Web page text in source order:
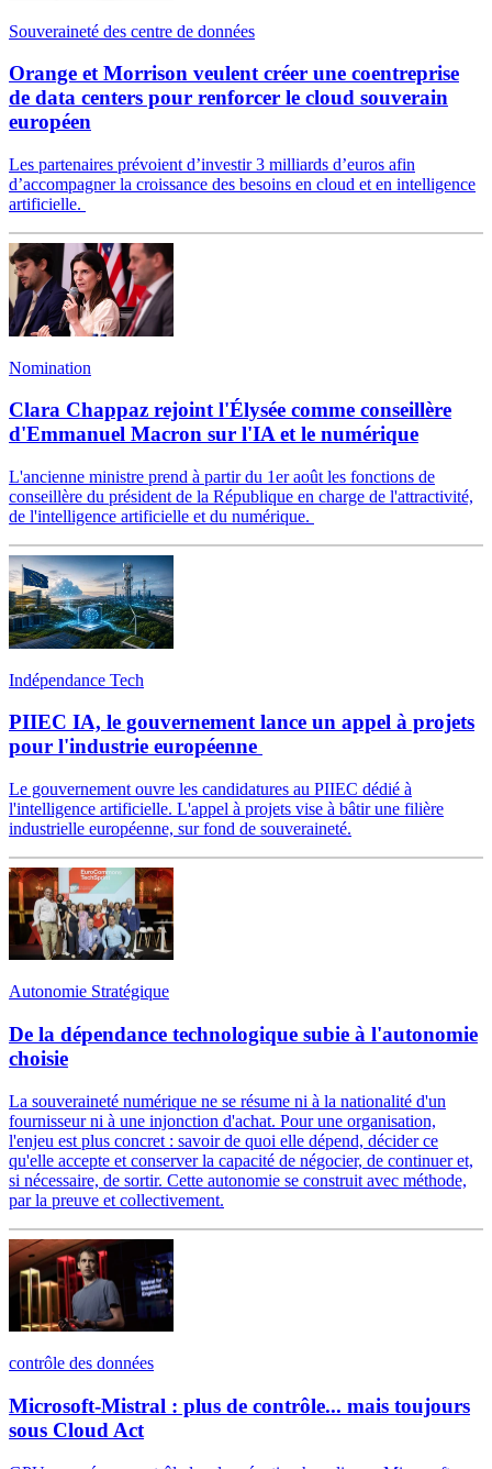
Souveraineté des centre de données
Orange et Morrison veulent créer une coentreprise
de data centers pour renforcer le cloud souverain
européen
Les partenaires prévoient d’investir 3 milliards d’euros afin
d’accompagner la croissance des besoins en cloud et en intelligence
artificielle.
Nomination
Clara Chappaz rejoint l'Élysée comme conseillère
d'Emmanuel Macron sur l'IA et le numérique
L'ancienne ministre prend à partir du 1er août les fonctions de
conseillère du président de la République en charge de l'attractivité,
de l'intelligence artificielle et du numérique.
Indépendance Tech
PIIEC IA, le gouvernement lance un appel à projets
pour l'industrie européenne
Le gouvernement ouvre les candidatures au PIIEC dédié à
l'intelligence artificielle. L'appel à projets vise à bâtir une filière
industrielle européenne, sur fond de souveraineté.
Autonomie Stratégique
De la dépendance technologique subie à l'autonomie
choisie
La souveraineté numérique ne se résume ni à la nationalité d'un
fournisseur ni à une injonction d'achat. Pour une organisation,
l'enjeu est plus concret : savoir de quoi elle dépend, décider ce
qu'elle accepte et conserver la capacité de négocier, de continuer et,
si nécessaire, de sortir. Cette autonomie se construit avec méthode,
par la preuve et collectivement.
contrôle des données
Microsoft-Mistral : plus de contrôle... mais toujours
sous Cloud Act